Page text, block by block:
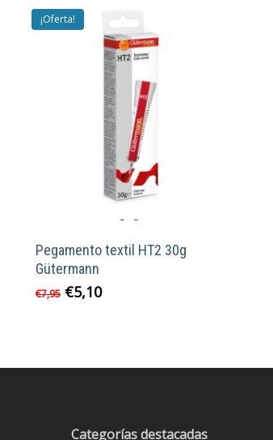
¡Oferta!
Pegamento textil HT2 30g
Gütermann
€7,95 El
€5,10El
Categorías destacadas